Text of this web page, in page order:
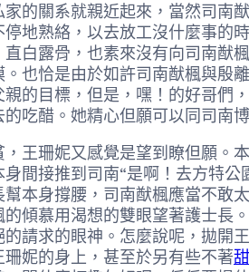
關系就親近起來，當然司南
地熟絡，以去放工沒什麼事
白露骨，也素來沒有向司南
也恰是由於如許司南猷楓與
的目標，但是，嘿！的好哥
吃醋。她精心但願可以同司南
珊妮又感覺是望到瞭但願。
間接推到司南“是啊！去方特
本身撐腰，司南猷楓應當不
傾慕用渴想的雙眼望著護士長
請求的眼神。怎麼說呢，拋
妮的身上，甚至於另有些不著